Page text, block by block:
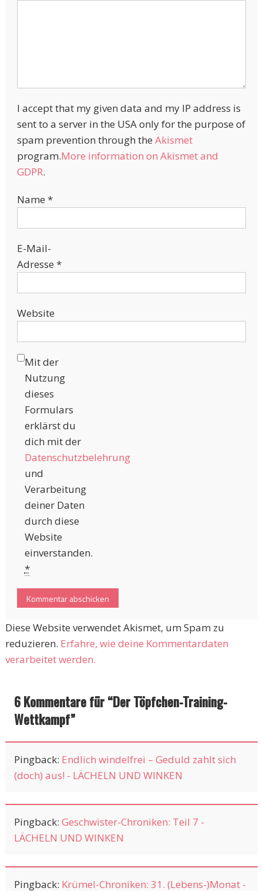
I accept that my given data and my IP address is
sent to a server in the USA only for the purpose of
spam prevention through the Akismet
program.More information on Akismet and
GDPR.
Name *
E-Mail-
Adresse *
Website
Mit der
Nutzung
dieses
Formulars
erklärst du
dich mit der
Datenschutzbelehrung
und
Verarbeitung
deiner Daten
durch diese
Website
einverstanden.
*
Diese Website verwendet Akismet, um Spam zu
reduzieren. Erfahre, wie deine Kommentardaten
verarbeitet werden.
6 Kommentare für “Der Töpfchen-Training-
Wettkampf”
Pingback: Endlich windelfrei – Geduld zahlt sich
(doch) aus! - LÄCHELN UND WINKEN
Pingback: Geschwister-Chroniken: Teil 7 -
LÄCHELN UND WINKEN
Pingback: Krümel-Chroniken: 31. (Lebens-)Monat -